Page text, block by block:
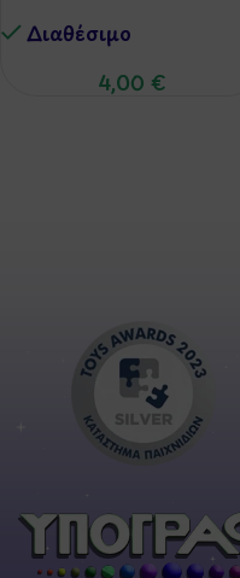
Διαθέσιμo
4,00 €